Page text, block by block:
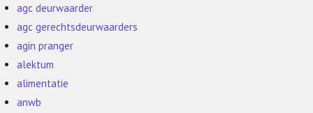
agc deurwaarder
agc gerechtsdeurwaarders
agin pranger
alektum
alimentatie
anwb